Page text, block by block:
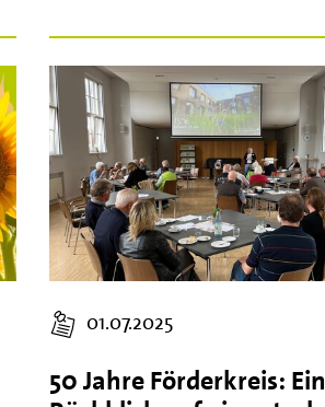
01.07.2025
50 Jahre Förderkreis: Ein